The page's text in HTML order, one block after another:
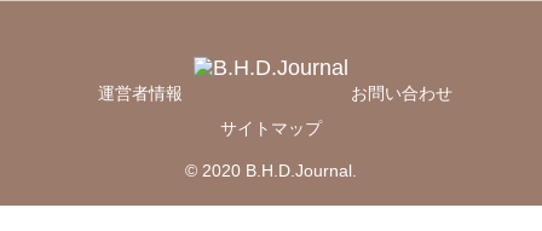
運営者情報
お問い合わせ
サイトマップ
© 2020 B.H.D.Journal.